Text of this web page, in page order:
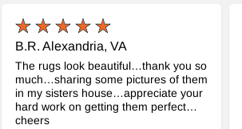
B.R. Alexandria, VA
The rugs look beautiful…thank you so
much…sharing some pictures of them
in my sisters house…appreciate your
hard work on getting them perfect…
cheers